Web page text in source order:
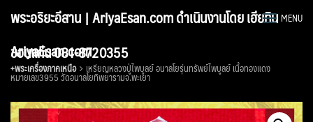
พระอริยะอีสาน | AriyaEsan.com ดำเนินงานโดย เฮียทิน
ขอนแก่น 081-8720355
MENU
AriyaEsan.com
+พระเครื่องภาคเหนือ เหรียญหลวงปู่ไพบูลย์ อนาลโยรุ่นทรัพย์ไพบูลย์ เนื้อทองแดง
หมายเลข3955 วัดอนาลโยทิพยารามจ.พะเยา